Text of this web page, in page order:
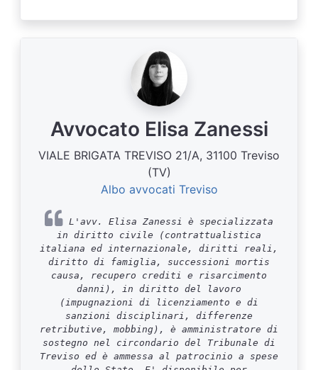
Avvocato Elisa Zanessi
VIALE BRIGATA TREVISO 21/A, 31100 Treviso
(TV)
Albo avvocati Treviso
L'avv. Elisa Zanessi è specializzata
in diritto civile (contrattualistica
italiana ed internazionale, diritti reali,
diritto di famiglia, successioni mortis
causa, recupero crediti e risarcimento
danni), in diritto del lavoro
(impugnazioni di licenziamento e di
sanzioni disciplinari, differenze
retributive, mobbing), è amministratore di
sostegno nel circondario del Tribunale di
Treviso ed è ammessa al patrocinio a spese